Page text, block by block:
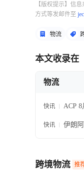
【版权提示】信
方式等发邮件至
物流
本文收录在
物流
快讯 ACP
快讯 伊朗
跨境物流 推